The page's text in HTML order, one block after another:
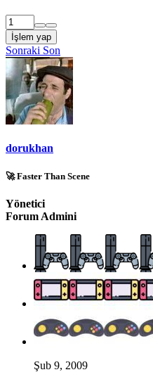
İşlem yap
Sonraki Son
dorukhan
🚀 Faster Than Scene
Yönetici
Forum Admini
Şub 9, 2009